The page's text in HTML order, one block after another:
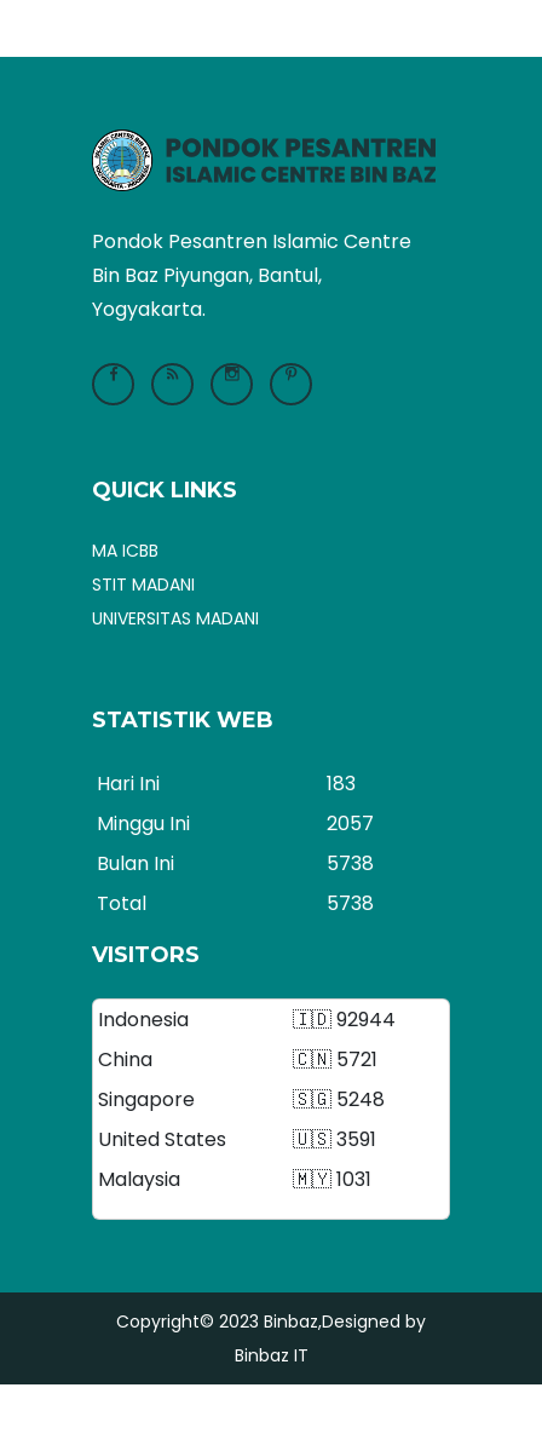
Pondok Pesantren Islamic Centre
Bin Baz Piyungan, Bantul,
Yogyakarta.
QUICK LINKS
MA ICBB
STIT MADANI
UNIVERSITAS MADANI
STATISTIK WEB
Hari Ini
183
Minggu Ini
2057
Bulan Ini
5738
Total
5738
VISITORS
Indonesia
🇮🇩 92944
China
🇨🇳 5721
Singapore
🇸🇬 5248
United States
🇺🇸 3591
Malaysia
🇲🇾 1031
Copyright© 2023 Binbaz,Designed by
Binbaz IT